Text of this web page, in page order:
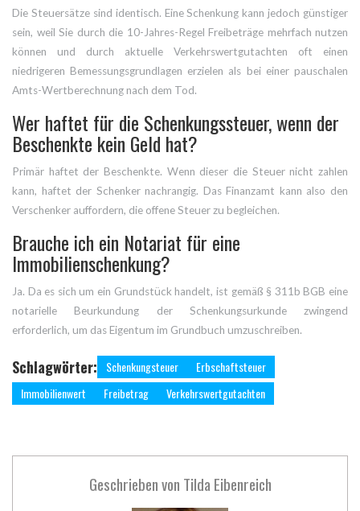
Die Steuersätze sind identisch. Eine Schenkung kann jedoch günstiger
sein, weil Sie durch die 10-Jahres-Regel Freibeträge mehrfach nutzen
können und durch aktuelle Verkehrswertgutachten oft einen
niedrigeren Bemessungsgrundlagen erzielen als bei einer pauschalen
Amts-Wertberechnung nach dem Tod.
Wer haftet für die Schenkungssteuer, wenn der
Beschenkte kein Geld hat?
Primär haftet der Beschenkte. Wenn dieser die Steuer nicht zahlen
kann, haftet der Schenker nachrangig. Das Finanzamt kann also den
Verschenker auffordern, die offene Steuer zu begleichen.
Brauche ich ein Notariat für eine
Immobilienschenkung?
Ja. Da es sich um ein Grundstück handelt, ist gemäß § 311b BGB eine
notarielle Beurkundung der Schenkungsurkunde zwingend
erforderlich, um das Eigentum im Grundbuch umzuschreiben.
Schlagwörter: Schenkungsteuer
Erbschaftsteuer
Immobilienwert
Freibetrag Verkehrswertgutachten
Geschrieben von Tilda Eibenreich